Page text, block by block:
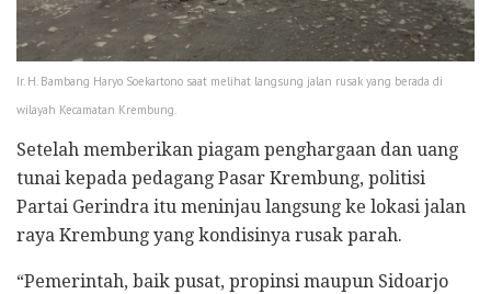
Ir. H. Bambang Haryo Soekartono saat melihat langsung jalan rusak yang berada di
wilayah Kecamatan Krembung.
Setelah memberikan piagam penghargaan dan uang
tunai kepada pedagang Pasar Krembung, politisi
Partai Gerindra itu meninjau langsung ke lokasi jalan
raya Krembung yang kondisinya rusak parah.
“Pemerintah, baik pusat, propinsi maupun Sidoarjo